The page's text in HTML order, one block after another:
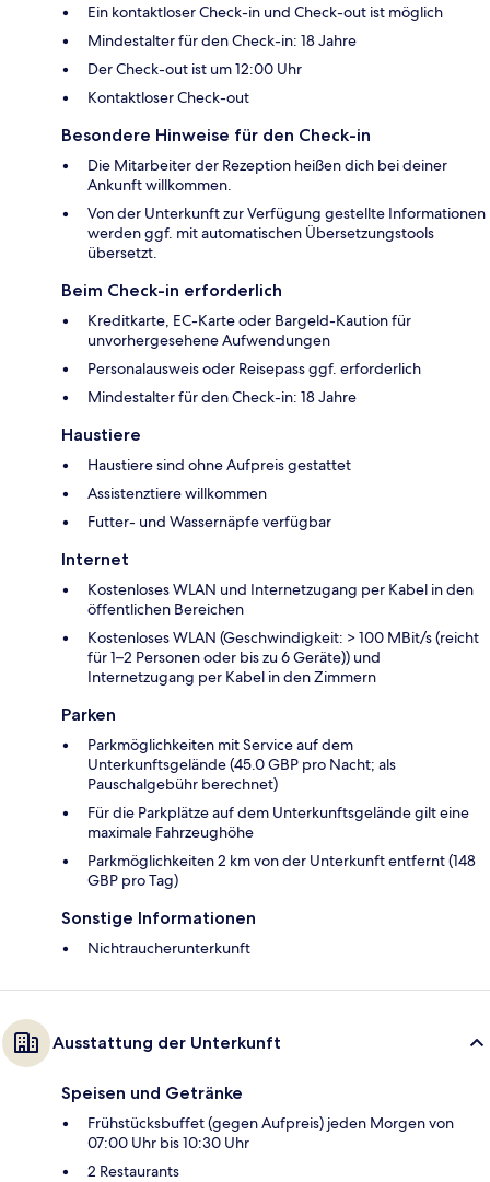
Ein kontaktloser Check-in und Check-out ist möglich
Mindestalter für den Check-in: 18 Jahre
Der Check-out ist um 12:00 Uhr
Kontaktloser Check-out
Besondere Hinweise für den Check-in
Die Mitarbeiter der Rezeption heißen dich bei deiner
Ankunft willkommen.
Von der Unterkunft zur Verfügung gestellte Informationen
werden ggf. mit automatischen Übersetzungstools
übersetzt.
Beim Check-in erforderlich
Kreditkarte, EC-Karte oder Bargeld-Kaution für
unvorhergesehene Aufwendungen
Personalausweis oder Reisepass ggf. erforderlich
Mindestalter für den Check-in: 18 Jahre
Haustiere
Haustiere sind ohne Aufpreis gestattet
Assistenztiere willkommen
Futter- und Wassernäpfe verfügbar
Internet
Kostenloses WLAN und Internetzugang per Kabel in den
öffentlichen Bereichen
Kostenloses WLAN (Geschwindigkeit: > 100 MBit/s (reicht
für 1–2 Personen oder bis zu 6 Geräte)) und
Internetzugang per Kabel in den Zimmern
Parken
Parkmöglichkeiten mit Service auf dem
Unterkunftsgelände (45.0 GBP pro Nacht; als
Pauschalgebühr berechnet)
Für die Parkplätze auf dem Unterkunftsgelände gilt eine
maximale Fahrzeughöhe
Parkmöglichkeiten 2 km von der Unterkunft entfernt (148
GBP pro Tag)
Sonstige Informationen
Nichtraucherunterkunft
Ausstattung der Unterkunft
Speisen und Getränke
Frühstücksbuffet (gegen Aufpreis) jeden Morgen von
07:00 Uhr bis 10:30 Uhr
2 Restaurants